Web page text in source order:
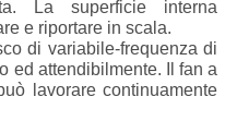
La superficie interna
e riportare in scala.
di variabile-frequenza di
ed attendibilmente. Il fan a
lavorare continuamente